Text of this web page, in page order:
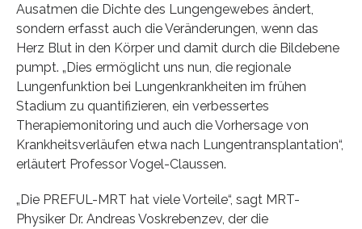
Ausatmen die Dichte des Lungengewebes ändert,
sondern erfasst auch die Veränderungen, wenn das
Herz Blut in den Körper und damit durch die Bildebene
pumpt. „Dies ermöglicht uns nun, die regionale
Lungenfunktion bei Lungenkrankheiten im frühen
Stadium zu quantifizieren, ein verbessertes
Therapiemonitoring und auch die Vorhersage von
Krankheitsverläufen etwa nach Lungentransplantation“,
erläutert Professor Vogel-Claussen.
„Die PREFUL-MRT hat viele Vorteile“, sagt MRT-
Physiker Dr. Andreas Voskrebenzev, der die